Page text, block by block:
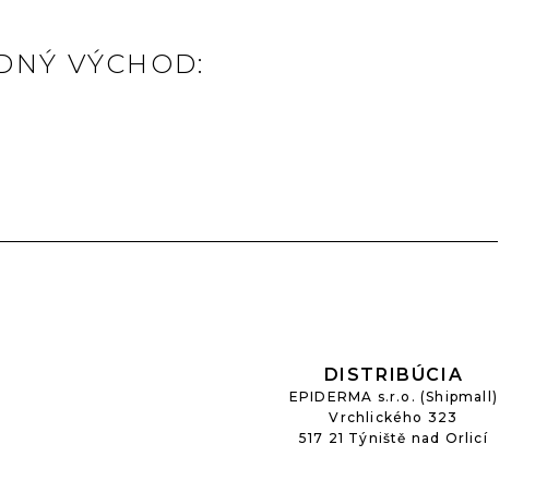
VÝCHOD:
DISTRIBÚCIA
EPIDERMA s.r.o. (Shipmall)
Vrchlického 323
517 21 Týniště nad Orlicí